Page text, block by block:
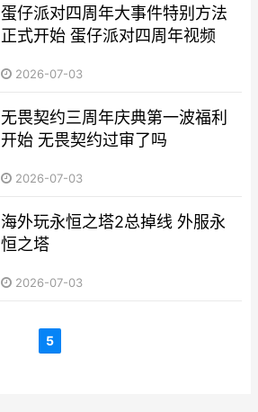
蛋仔派对四周年大事件特别方法
正式开始 蛋仔派对四周年视频
2026-07-03
无畏契约三周年庆典第一波福利
开始 无畏契约过审了吗
2026-07-03
海外玩永恒之塔2总掉线 外服永
恒之塔
2026-07-03
5